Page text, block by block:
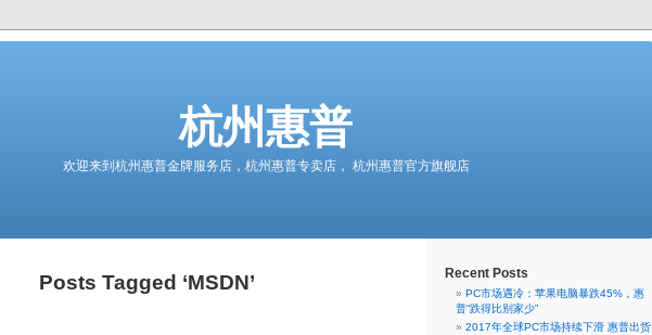
杭州惠普
欢迎来到杭州惠普金牌服务店，杭州惠普专卖店， 杭州惠普官方旗舰店
Posts Tagged ‘MSDN’ Recent Posts
PC市场遇冷：苹果电脑暴跌45%，惠
普“跌得比别家少”
2017年全球PC市场持续下滑 惠普出货